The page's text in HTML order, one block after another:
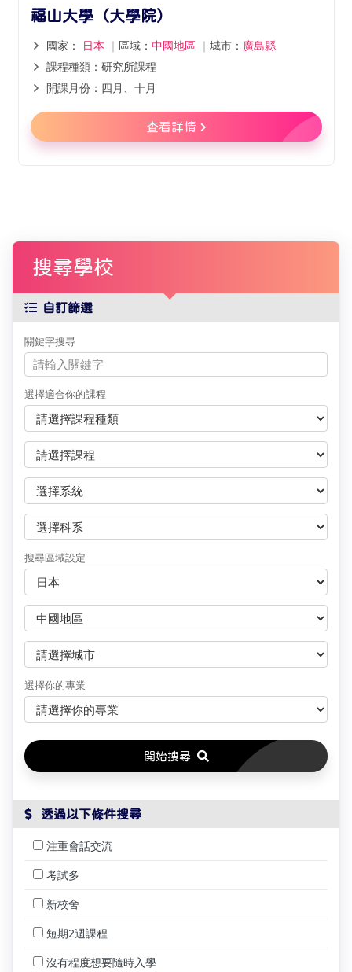
福山大學（大學院）
國家： 日本 ｜ 區域： 中國地區 ｜ 城市： 廣島縣
課程種類：研究所課程
開課月份：四月、十月
查看詳情
搜尋學校
自訂篩選
關鍵字搜尋
選擇適合你的課程
搜尋區域設定
選擇你的專業
開始搜尋
透過以下條件搜尋
注重會話交流
考試多
新校舍
短期2週課程
沒有程度想要隨時入學